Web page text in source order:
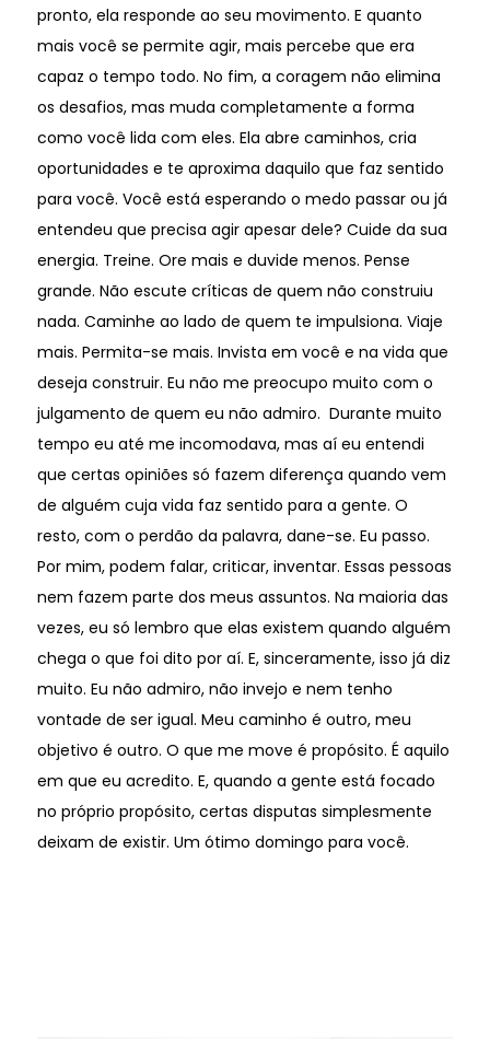
pronto, ela responde ao seu movimento. E quanto
mais você se permite agir, mais percebe que era
capaz o tempo todo. No fim, a coragem não elimina
os desafios, mas muda completamente a forma
como você lida com eles. Ela abre caminhos, cria
oportunidades e te aproxima daquilo que faz sentido
para você. Você está esperando o medo passar ou já
entendeu que precisa agir apesar dele? Cuide da sua
energia. Treine. Ore mais e duvide menos. Pense
grande. Não escute críticas de quem não construiu
nada. Caminhe ao lado de quem te impulsiona. Viaje
mais. Permita-se mais. Invista em você e na vida que
deseja construir. Eu não me preocupo muito com o
julgamento de quem eu não admiro. Durante muito
tempo eu até me incomodava, mas aí eu entendi
que certas opiniões só fazem diferença quando vem
de alguém cuja vida faz sentido para a gente. O
resto, com o perdão da palavra, dane-se. Eu passo.
Por mim, podem falar, criticar, inventar. Essas pessoas
nem fazem parte dos meus assuntos. Na maioria das
vezes, eu só lembro que elas existem quando alguém
chega o que foi dito por aí. E, sinceramente, isso já diz
muito. Eu não admiro, não invejo e nem tenho
vontade de ser igual. Meu caminho é outro, meu
objetivo é outro. O que me move é propósito. É aquilo
em que eu acredito. E, quando a gente está focado
no próprio propósito, certas disputas simplesmente
deixam de existir. Um ótimo domingo para você.